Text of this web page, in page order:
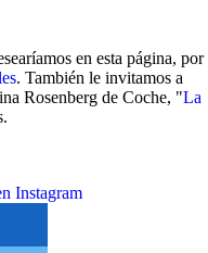
en esta página, por
. También le invitamos a
Rosenberg de Coche, "La
Instagram